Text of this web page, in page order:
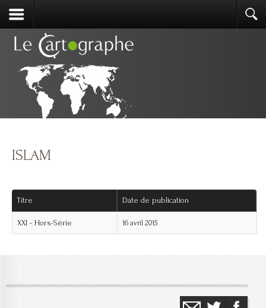
ISLAM
Titre Date de publication
XXI - Hors-Série 16 avril 2015